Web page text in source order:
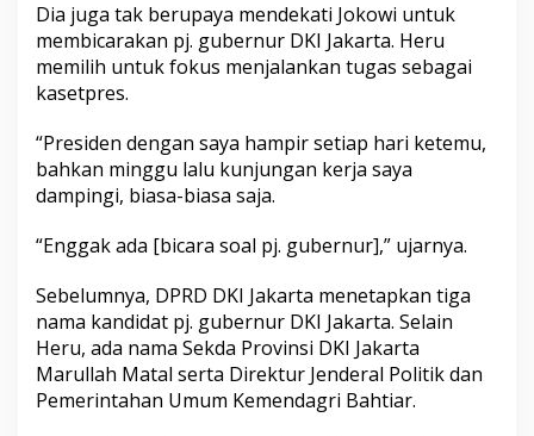
i
E
s
o
e
n
u
h
i
t
e
r
Dia juga tak berupaya mendekati Jokowi untuk
membicarakan pj. gubernur DKI Jakarta. Heru
memilih untuk fokus menjalankan tugas sebagai
kasetpres.
“Presiden dengan saya hampir setiap hari ketemu,
bahkan minggu lalu kunjungan kerja saya
dampingi, biasa-biasa saja.
“Enggak ada [bicara soal pj. gubernur],” ujarnya.
Sebelumnya, DPRD DKI Jakarta menetapkan tiga
nama kandidat pj. gubernur DKI Jakarta. Selain
Heru, ada nama Sekda Provinsi DKI Jakarta
Marullah Matal serta Direktur Jenderal Politik dan
Pemerintahan Umum Kemendagri Bahtiar.